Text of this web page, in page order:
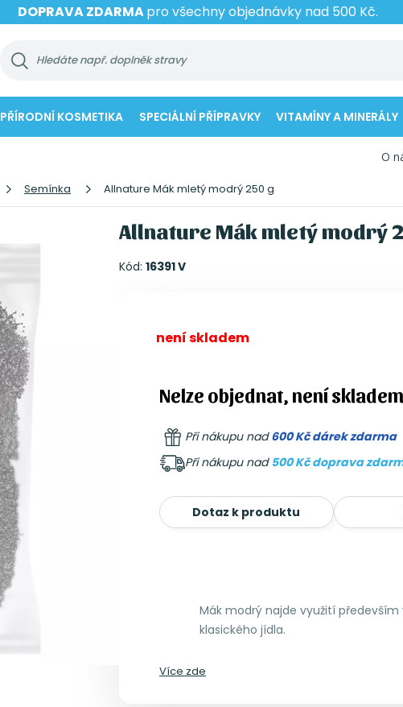
DOPRAVA ZDARMApro všechny objednávky nad 500 Kč.
PŘÍRODNÍ KOSMETIKA SPECIÁLNÍ PŘÍPRAVKY VITAMÍNY A MINERÁLY
O
Semínka Allnature Mák mletý modrý 250 g
Allnature Mák mletý modrý
Kód: 16391 V
není skladem
Nelze objednat, není
Při nákupu nad600 Kč dárek zdarma
Při nákupu nad 500 Kč doprava
Dotaz k produktu
Mák modrý najde využití
klasického jídla.
Více zde